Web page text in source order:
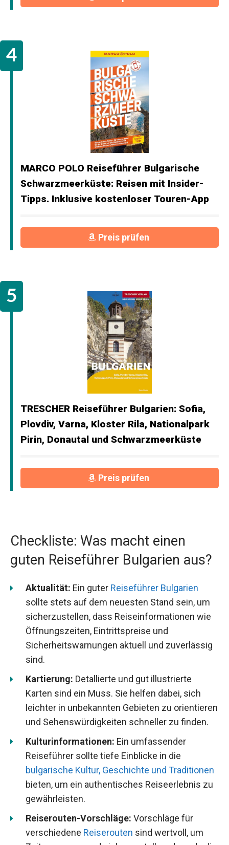
MARCO POLO Reiseführer Bulgarische
Schwarzmeerküste: Reisen mit Insider-
Tipps. Inklusive kostenloser Touren-App
Preis prüfen
TRESCHER Reiseführer Bulgarien: Sofia,
Plovdiv, Varna, Kloster Rila, Nationalpark
Pirin, Donautal und Schwarzmeerküste
Preis prüfen
Checkliste: Was macht einen
guten Reiseführer Bulgarien aus?
Aktualität: Ein guter Reiseführer Bulgarien
sollte stets auf dem neuesten Stand sein, um
sicherzustellen, dass Reiseinformationen wie
Öffnungszeiten, Eintrittspreise und
Sicherheitswarnungen aktuell und zuverlässig
sind.
Kartierung: Detallierte und gut illustrierte
Karten sind ein Muss. Sie helfen dabei, sich
leichter in unbekannten Gebieten zu orientieren
und Sehenswürdigkeiten schneller zu finden.
Kulturinformationen: Ein umfassender
Reiseführer sollte tiefe Einblicke in die
bulgarische Kultur, Geschichte und Traditionen
bieten, um ein authentisches Reiseerlebnis zu
gewährleisten.
Reiserouten-Vorschläge: Vorschläge für
verschiedene Reiserouten sind wertvoll, um